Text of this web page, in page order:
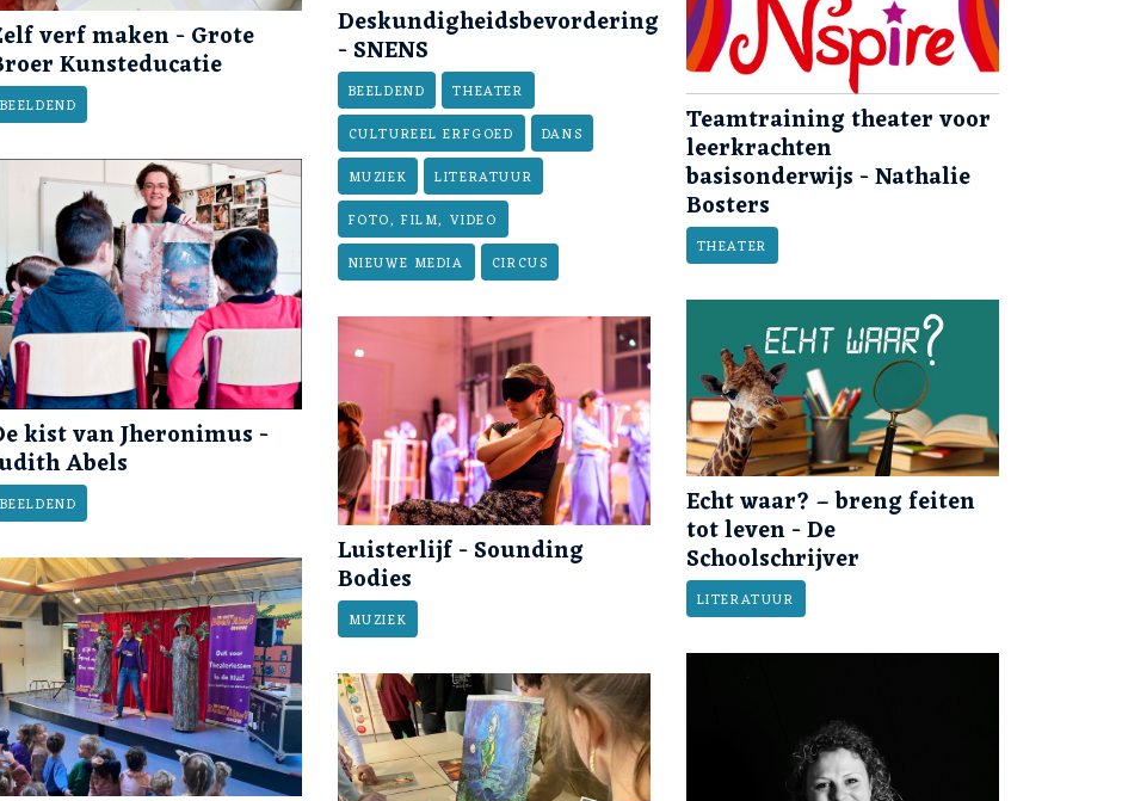
Deskundigheidsbevordering
- SNENS
BEELDEND
THEATER
CULTUREEL ERFGOED
DANS
MUZIEK
LITERATUUR
FOTO, FILM, VIDEO
NIEUWE MEDIA
CIRCUS
verf maken - Grote
Kunsteducatie
BEELDEND Teamtraining theater voor
leerkrachten
basisonderwijs - Nathalie
Bosters
THEATER
kist van Jheronimus -
Abels
BEELDEND Echt waar? – breng feiten
tot leven - De
Schoolschrijver
LITERATUUR
Luisterlijf - Sounding
Bodies
MUZIEK